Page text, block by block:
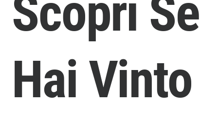
Scopri Se
Hai Vinto